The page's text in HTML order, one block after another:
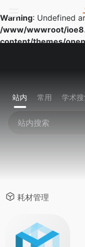
Warning: Undefined
/www/wwwroot/
content/themes/
站内 常用 学术
耗材管理